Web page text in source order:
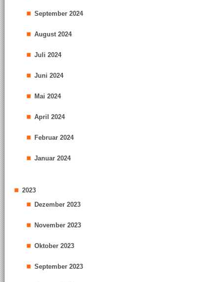
September 2024
August 2024
Juli 2024
Juni 2024
Mai 2024
April 2024
Februar 2024
Januar 2024
2023
Dezember 2023
November 2023
Oktober 2023
September 2023